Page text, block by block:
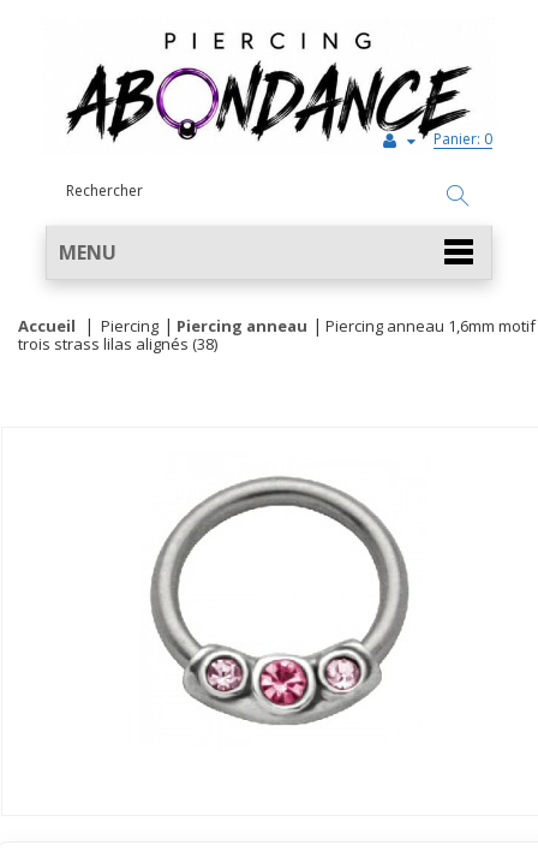
Panier: 0
MENU
Accueil Piercing Piercing anneau
Piercing anneau 1,6mm motif
trois strass lilas alignés (38)